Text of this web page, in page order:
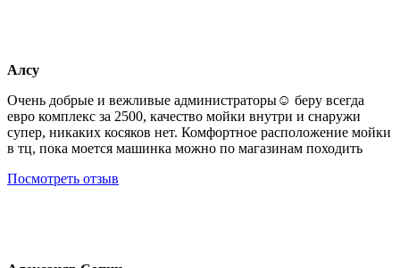
Алсу
Очень добрые и вежливые администраторы☺️ беру всегда
евро комплекс за 2500, качество мойки внутри и снаружи
супер, никаких косяков нет. Комфортное расположение мойки
в тц, пока моется машинка можно по магазинам походить
Посмотреть отзыв